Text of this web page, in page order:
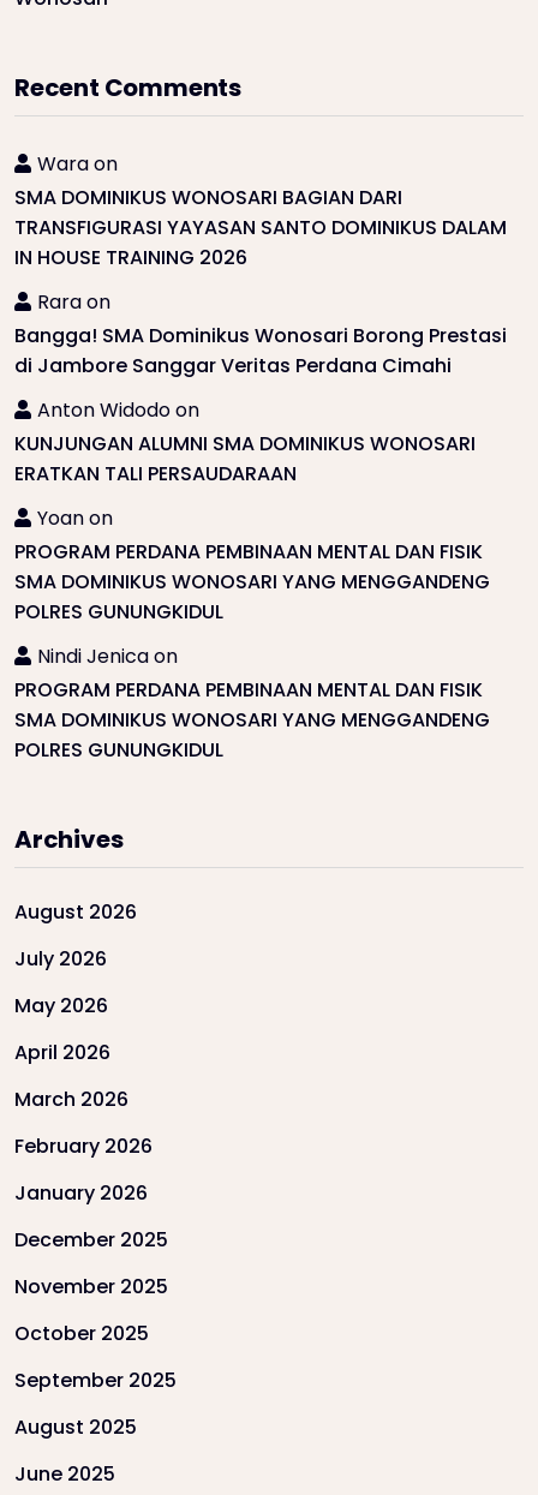
Recent Comments
Waraon
SMA DOMINIKUS WONOSARI BAGIAN DARI
TRANSFIGURASI YAYASAN SANTO DOMINIKUS DALAM
IN HOUSE TRAINING 2026
Raraon
Bangga! SMA Dominikus Wonosari Borong Prestasi
di Jambore Sanggar Veritas Perdana Cimahi
Anton Widodoon
KUNJUNGAN ALUMNI SMA DOMINIKUS WONOSARI
ERATKAN TALI PERSAUDARAAN
Yoanon
PROGRAM PERDANA PEMBINAAN MENTAL DAN FISIK
SMA DOMINIKUS WONOSARI YANG MENGGANDENG
POLRES GUNUNGKIDUL
Nindi Jenicaon
PROGRAM PERDANA PEMBINAAN MENTAL DAN FISIK
SMA DOMINIKUS WONOSARI YANG MENGGANDENG
POLRES GUNUNGKIDUL
Archives
August 2026
July 2026
May 2026
April 2026
March 2026
February 2026
January 2026
December 2025
November 2025
October 2025
September 2025
August 2025
June 2025